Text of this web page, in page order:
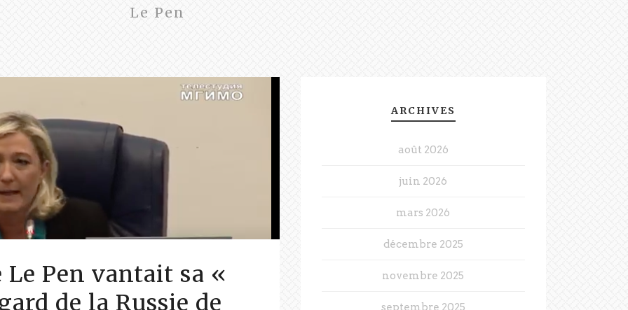
Le Pen
Pen vantait sa «
de la Russie de
ARCHIVES
août 2026
juin 2026
mars 2026
décembre 2025
novembre 2025
septembre 2025